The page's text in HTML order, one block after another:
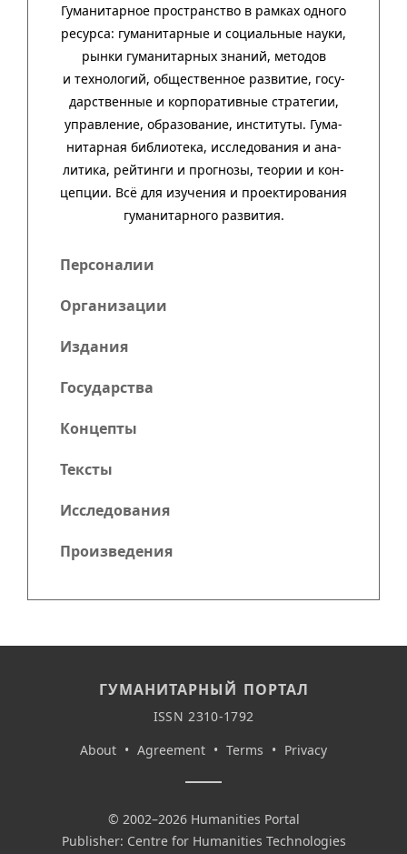
Гуманитарное пространство в рамках одного
ресурса: гума­ни­тар­ные и соци­аль­ные науки,
рынки гума­ни­тар­ных зна­ний, методов
и техно­ло­гий, обще­ст­вен­ное раз­ви­тие, госу­
дар­ст­вен­ные и кор­пора­тив­ные стра­тегии,
управ­ле­ние, обра­зо­ва­ние, инсти­туты. Гума­
нитар­ная биб­лио­тека, иссле­до­ва­ния и ана­
ли­тика, рей­тинги и прог­нозы, тео­рии и кон­
цеп­ции. Всё для изу­че­ния и про­ек­тиро­ва­ния
гума­нитар­ного развития.
Персоналии
Организации
Издания
Государства
Концепты
Тексты
Исследования
Произведения
ГУМАНИТАРНЫЙ ПОРТАЛ
ISSN 2310-1792
About • Agreement • Terms • Privacy
© 2002–2026 Humanities Portal
Publisher: Centre for Humanities Technologies